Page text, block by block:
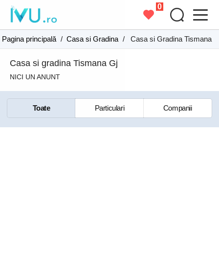
0
Pagina principală / Casa si Gradina / Casa si Gradina Tismana
Casa si gradina Tismana Gj
NICI UN ANUNT
Toate Particulari Companii